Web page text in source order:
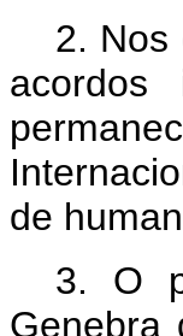
2. Nos
acordos
de
3. O
Genebra